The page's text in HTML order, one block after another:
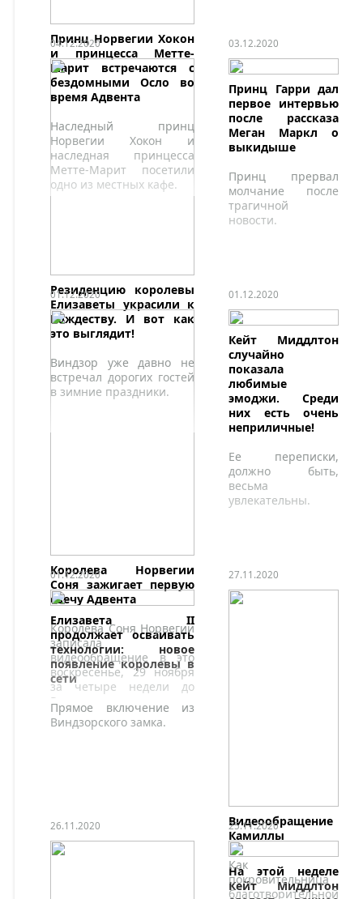
Принц Норвегии Хокон
и принцесса Метте-
Марит встречаются с
бездомными Осло во
время Адвента
Наследный принц
Норвегии Хокон и
наследная принцесса
Метте-Марит посетили
одно из местных кафе.
04.12.2020
Резиденцию королевы
Елизаветы украсили к
Рождеству. И вот как
это выглядит!
Виндзор уже давно не
встречал дорогих гостей
в зимние праздники.
03.12.2020
Принц Гарри дал
первое интервью
после рассказа
Меган Маркл о
выкидыше
Принц прервал
молчание после
трагичной
новости.
01.12.2020
Королева Норвегии
Соня зажигает первую
свечу Адвента
Королева Соня Норвегии
записала
видеообращение в это
воскресенье, 29 ноября
за четыре недели до
Рождества.
01.12.2020
Кейт Миддлтон
случайно
показала
любимые
эмоджи. Среди
них есть очень
неприличные!
Ее переписки,
должно быть,
весьма
увлекательны.
01.12.2020
Елизавета II
продолжает осваивать
технологии: новое
появление королевы в
сети
Прямое включение из
Виндзорского замка.
27.11.2020
Видеообращение
Камиллы
Как
покровительница
благотворительной
26.11.2020 25.11.2020
На этой неделе
Кейт Миддлтон